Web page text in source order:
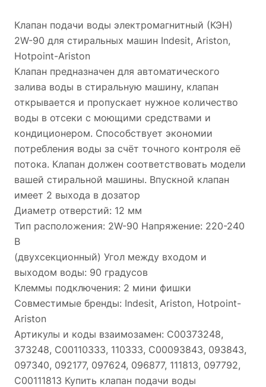
Клапан подачи воды электромагнитный (КЭН)
2W-90 для стиральных машин Indesit, Ariston,
Hotpoint-Ariston
Клапан предназначен для автоматического
залива воды в стиральную машину, клапан
открывается и пропускает нужное количество
воды в отсеки с моющими средствами и
кондиционером. Способствует экономии
потребления воды за счёт точного контроля её
потока. Клапан должен соответствовать модели
вашей стиральной машины. Впускной клапан
имеет 2 выхода в дозатор
Диаметр отверстий: 12 мм
Тип расположения: 2W-90 Напряжение: 220-240
В
(двухсекционный) Угол между входом и
выходом воды: 90 градусов
Клеммы подключения: 2 мини фишки
Совместимые бренды: Indesit, Ariston, Hotpoint-
Ariston
Артикулы и коды взаимозамен: C00373248,
373248, C00110333, 110333, C00093843, 093843,
097340, 092177, 097624, 096877, 111813, 097792,
C00111813 Купить клапан подачи воды